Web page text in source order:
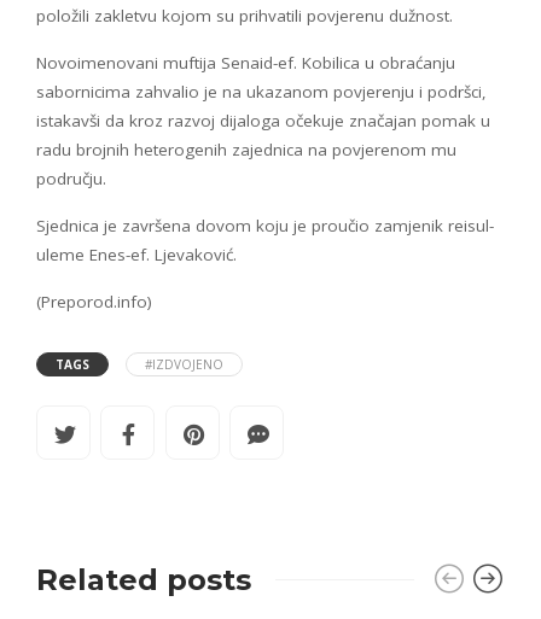
položili zakletvu kojom su prihvatili povjerenu dužnost.
Novoimenovani muftija Senaid-ef. Kobilica u obraćanju
sabornicima zahvalio je na ukazanom povjerenju i podršci,
istakavši da kroz razvoj dijaloga očekuje značajan pomak u
radu brojnih heterogenih zajednica na povjerenom mu
području.
Sjednica je završena dovom koju je proučio zamjenik reisul-
uleme Enes-ef. Ljevaković.
(Preporod.info)
TAGS #IZDVOJENO
Related posts